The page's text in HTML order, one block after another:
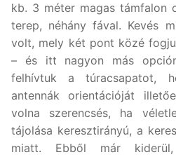
kb. 3 méter magas támfalon
terep, néhány fával. Kevés
volt, mely két pont közé
– és itt nagyon más
felhívtuk a túracsapatot,
antennák orientációját
volna szerencsés, ha
tájolása keresztirányú, a
miatt. Ebből már